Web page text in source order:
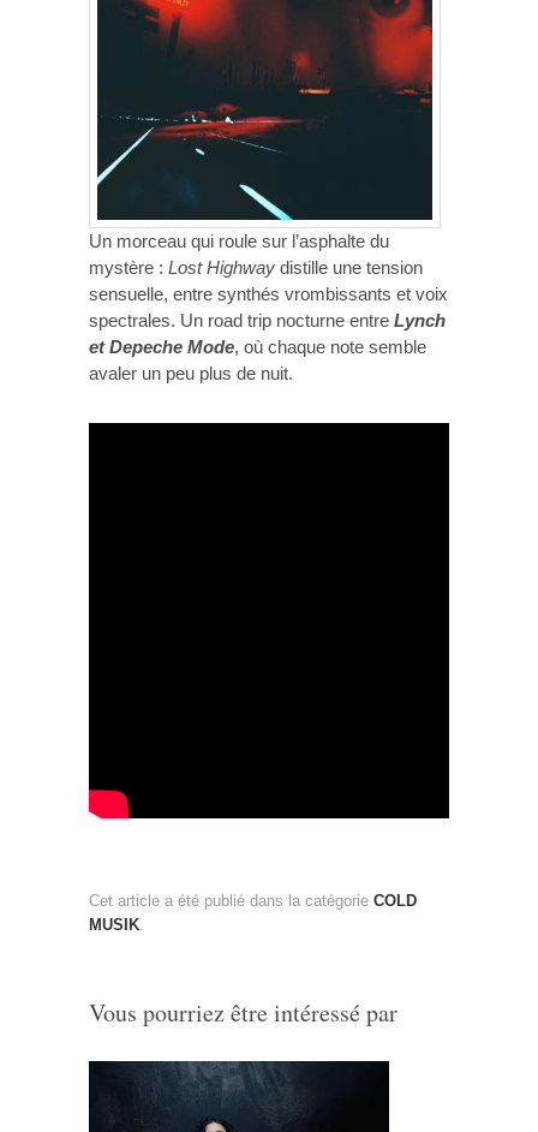
Un morceau qui roule sur l’asphalte du
mystère : Lost Highway distille une tension
sensuelle, entre synthés vrombissants et voix
spectrales. Un road trip nocturne entre Lynch
et Depeche Mode, où chaque note semble
avaler un peu plus de nuit.
Cet article a été publié dans la catégorie COLD
MUSIK.
Vous pourriez être intéressé par